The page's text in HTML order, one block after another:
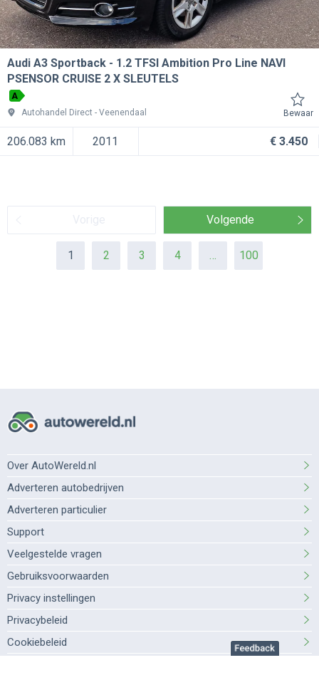
Audi A3 Sportback
1.2 TFSI Ambition Pro Line NAVI
PSENSOR CRUISE 2 X SLEUTELS
A
Autohandel Direct
Veenendaal Bewaar
206.083 km 2011 € 3.450
1 2 3 4 … 100
Volgende
Over AutoWereld.nl
Adverteren autobedrijven
Adverteren particulier
Support
Veelgestelde vragen
Gebruiksvoorwaarden
Privacy instellingen
Privacybeleid
Cookiebeleid